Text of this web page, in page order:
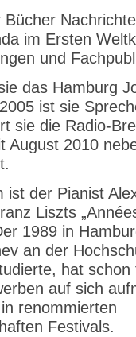
im Ersten
und
das Hamburg
ist sie
sie die Radio-
August 2010
ist der Pianist
Liszts
1989 in
an der
hat schon
auf sich
renommierten
Festivals.